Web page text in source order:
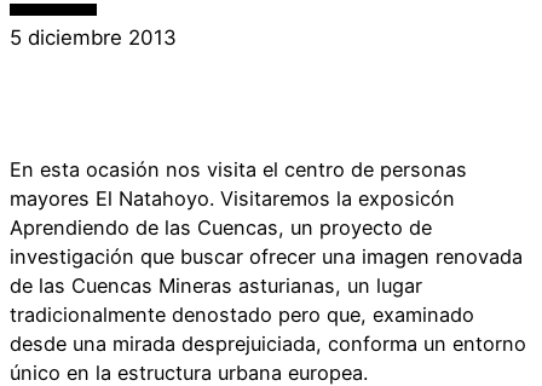
5 diciembre 2013
En esta ocasión nos visita el centro de personas
mayores El Natahoyo. Visitaremos la exposicón
Aprendiendo de las Cuencas, un proyecto de
investigación que buscar ofrecer una imagen renovada
de las Cuencas Mineras asturianas, un lugar
tradicionalmente denostado pero que, examinado
desde una mirada desprejuiciada, conforma un entorno
único en la estructura urbana europea.